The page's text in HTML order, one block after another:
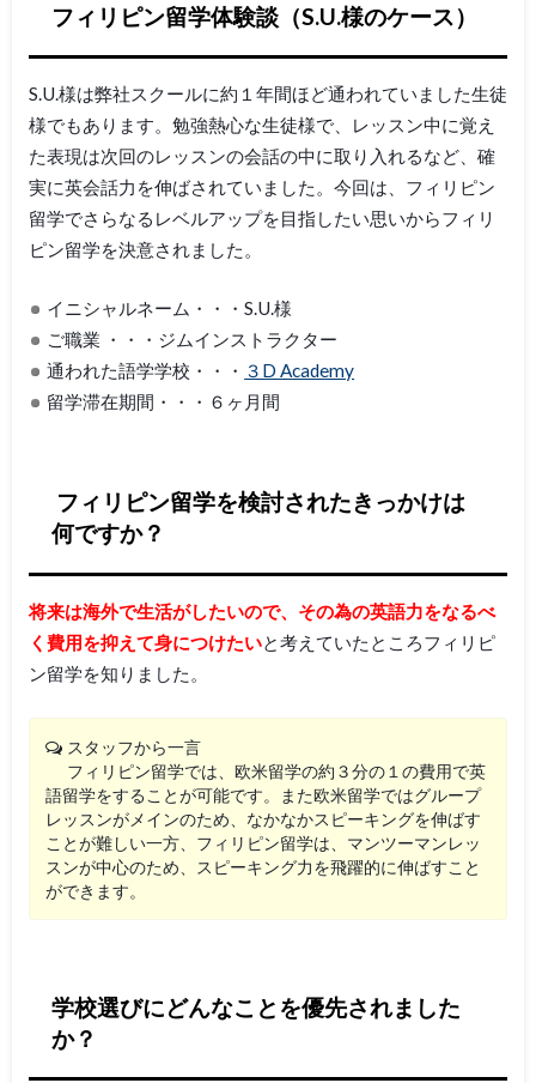
フィリピン留学体験談（S.U.様のケース）
S.U.様は弊社スクールに約１年間ほど通われていました生徒
様でもあります。勉強熱心な生徒様で、レッスン中に覚え
た表現は次回のレッスンの会話の中に取り入れるなど、確
実に英会話力を伸ばされていました。今回は、フィリピン
留学でさらなるレベルアップを目指したい思いからフィリ
ピン留学を決意されました。
イニシャルネーム・・・S.U.様
ご職業 ・・・ジムインストラクター
通われた語学学校・・・ ３D Academy
留学滞在期間・・・６ヶ月間
フィリピン留学を検討されたきっかけは
何ですか？
将来は海外で生活がしたいので、その為の英語力をなるべ
く費用を抑えて身につけたいと考えていたところフィリピ
ン留学を知りました。
スタッフから一言
フィリピン留学では、欧米留学の約３分の１の費用で英
語留学をすることが可能です。また欧米留学ではグループ
レッスンがメインのため、なかなかスピーキングを伸ばす
ことが難しい一方、フィリピン留学は、マンツーマンレッ
スンが中心のため、スピーキング力を飛躍的に伸ばすこと
ができます。
学校選びにどんなことを優先されました
か？